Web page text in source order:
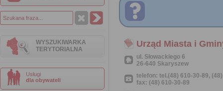
WYSZUKIWARKA
TERYTORIALNA
Usługi
dla obywateli
Urząd Miasta i
ul. Słowackiego 6
26-640 Skaryszew
telefon: tel.(48) 610-30-89,
fax: (48) 610-30-89